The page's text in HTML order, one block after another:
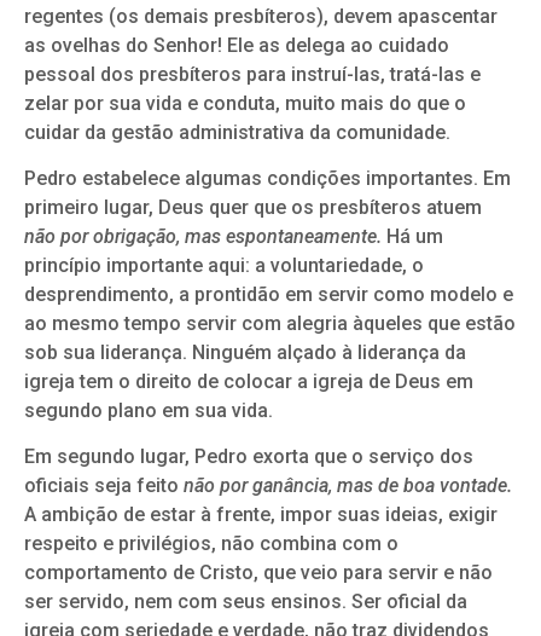
regentes (os demais presbíteros), devem apascentar
as ovelhas do Senhor! Ele as delega ao cuidado
pessoal dos presbíteros para instruí-las, tratá-las e
zelar por sua vida e conduta, muito mais do que o
cuidar da gestão administrativa da comunidade.
Pedro estabelece algumas condições importantes. Em
primeiro lugar, Deus quer que os presbíteros atuem
não por obrigação, mas espontaneamente. Há um
princípio importante aqui: a voluntariedade, o
desprendimento, a prontidão em servir como modelo e
ao mesmo tempo servir com alegria àqueles que estão
sob sua liderança. Ninguém alçado à liderança da
igreja tem o direito de colocar a igreja de Deus em
segundo plano em sua vida.
Em segundo lugar, Pedro exorta que o serviço dos
oficiais seja feito não por ganância, mas de boa vontade.
A ambição de estar à frente, impor suas ideias, exigir
respeito e privilégios, não combina com o
comportamento de Cristo, que veio para servir e não
ser servido, nem com seus ensinos. Ser oficial da
igreja com seriedade e verdade, não traz dividendos